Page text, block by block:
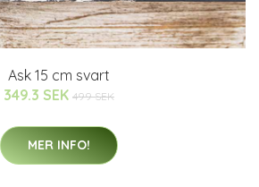
Ask 15 cm svart
349.3 SEK 499 SEK
MER INFO!